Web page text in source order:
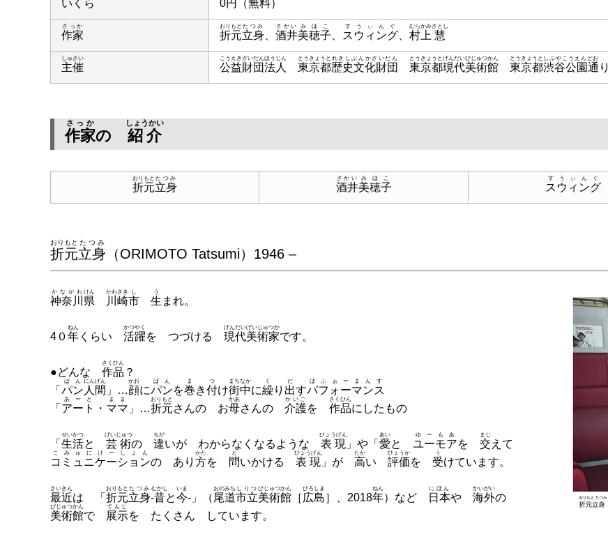
いくら 0円 （無料）
作家
さっか
折元
おりもと
立身
たつみ
酒井
さかい
美穂子
みほこ
スウィング
すうぃんぐ
村上
むらかみ
慧
さとし
主催
しゅさい
公益財団法人
こうえきざいだんほうじん
東京都
とうきょうと
歴史文化財団
れきしぶんかざいだん
東京都
とうきょうと
現代美術館
げんだいびじゅつかん
東京都
とうきょうと
渋谷公園通
しぶやこうえんどお
り
作家
さっか
の 紹介
しょうかい
折元
おりもと
立身
たつみ
酒井
さかい
美穂子
みほこ
スウィング
すうぃんぐ
折元
おりもと
立身
たつみ
（ORIMOTO Tatsumi）1946 –
神奈川
かながわ
県
けん
川崎
かわさき
市
し
生
う
まれ。
4０年
ねん
くらい 活躍
かつやく
を つづける 現代
げんだい
美術家
げいじゅつか
です。
●どんな 作品
さくひん
？
「 パン
ぱん
人間
にんげん
」…顔
かお
にパン
ぱん
を巻
ま
き付
つ
け街中
まちなか
に繰
く
り 出
だ
すパフォーマンス
ぱふぉーまんす
「 アート
あーと
・ ママ
まま
」…折元
おりもと
さんの お母
かあ
さんの 介護
かいご
を 作品
さくひん
にしたもの
「 生活
せいかつ
と 芸術
げいじゅつ
の 違
ちが
いが わからなくなるような 表現
ひょうげん
」や「 愛
あい
と ユーモア
ゆーもあ
を 交
まじ
えて
コミュニケーション
こみゅにけーしょん
の あり 方
かた
を 問
と
いかける 表現
ひょうげん
」が 高
たか
い 評価
ひょうか
を 受
う
けています。
最近
さいきん
は 「 折元
おりもと
立身
たつみ
-昔
むかし
と今
いま
-」（ 尾道
おのみち
市立
しりつ
美術館
びじゅつかん
［ 広島
ひろしま
］、2018年
ねん
）など 日本
にほん
や 海外
かいがい
の
美術館
びじゅつかん
で 展示
てんじ
を たくさん しています。